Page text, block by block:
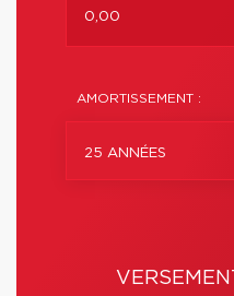
AMORTISSEMENT :
25 ANNÉES